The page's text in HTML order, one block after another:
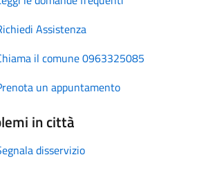
Assistenza
il comune 0963325085
un appuntamento
in città
disservizio